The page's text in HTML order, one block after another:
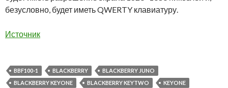
безусловно, будет иметь QWERTY клавиатуру.
Источник
BBF100-1 BLACKBERRY
BLACKBERRY JUNO
BLACKBERRY KEYONE
BLACKBERRY KEYTWO KEYONE